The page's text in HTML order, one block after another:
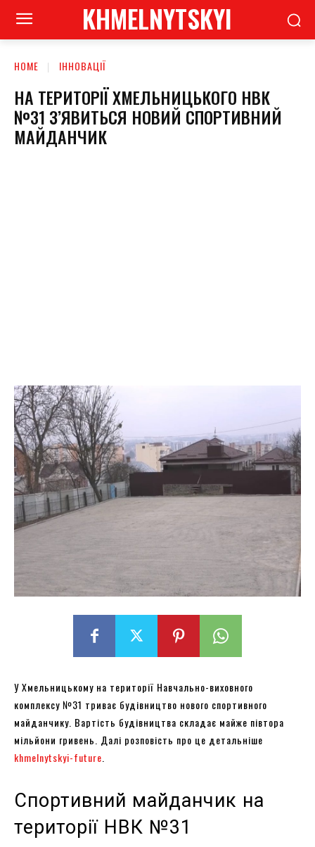
KHMELNYTSKYI
HOME ІННОВАЦІЇ
НА ТЕРИТОРІЇ ХМЕЛЬНИЦЬКОГО НВК
№31 З’ЯВИТЬСЯ НОВИЙ СПОРТИВНИЙ
МАЙДАНЧИК
У Хмельницькому на території Навчально-виховного
комплексу №31 триває будівництво нового спортивного
майданчику. Вартість будівництва складає майже півтора
мільйони гривень. Далі розповість про це детальніше
khmelnytskyi-future
Спортивний майданчик на
території НВК №31